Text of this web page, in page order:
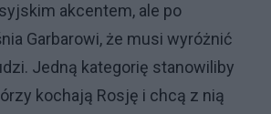
akcentem, ale po
Garbarowi, że musi wyróżnić
Jedną kategorię stanowiliby
kochają Rosję i chcą z nią